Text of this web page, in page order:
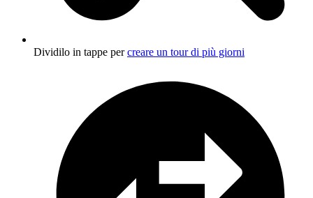
Dividilo in tappe percreare un tour di più giorni